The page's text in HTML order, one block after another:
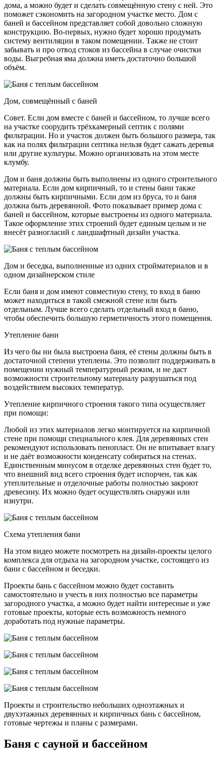
дома, а можно будет и сделать совмещённую стену с ней. Это
поможет сэкономить на загородном участке место. Дом с
баней и бассейном представляет собой довольно сложную
конструкцию. Во-первых, нужно будет хорошо продумать
систему вентиляции в таком помещении. Также не стоит
забывать и про отвод стоков из бассейна в случае очистки
воды. Выгребная яма должна иметь достаточно большой
объём.
Дом, совмещённый с баней
Совет. Если дом вместе с баней и бассейном, то лучше всего
на участке соорудить трёхкамерный септик с полями
фильтрации. Но и участок должен быть большого размера, так
как на полях фильтрации септика нельзя будет сажать деревья
или другие культуры. Можно организовать на этом месте
клумбу.
Дом и баня должны быть выполнены из одного строительного
материала. Если дом кирпичный, то и стены бани также
должны быть кирпичными. Если дом из бруса, то и баня
должна быть деревянной. Фото показывает пример дома с
баней и бассейном, которые выстроены из одного материала.
Такое оформление этих строений будет единым целым и не
внесёт разногласий с ландшафтный дизайн участка.
Дом и беседка, выполненные из одних стройматериалов и в
одном дизайнерском стиле
Если баня и дом имеют совместную стену, то вход в баню
может находиться в такой смежной стене или быть
отдельным. Лучше всего сделать отдельный вход в баню,
чтобы обеспечить большую герметичность этого помещения.
Утепление бани
Из чего бы ни была выстроена баня, её стены должны быть в
достаточной степени утеплены. Это позволит поддерживать в
помещении нужный температурный режим, и не даст
возможности строительному материалу разрушаться под
воздействием высоких температур.
Утепление кирпичного строения такого типа осуществляет
при помощи:
Любой из этих материалов легко монтируется на кирпичной
стене при помощи специального клея. Для деревянных стен
рекомендуют использовать пенопласт. Он не впитывает влагу
и не даёт возможности конденсату собираться на стенах.
Единственным минусом в отделке деревянных стен будет то,
что внешний вид всего строения будет испорчен, так как
утеплительные и отделочные работы полностью закроют
древесину. Их можно будет осуществлять снаружи или
изнутри.
Схема утепления бани
На этом видео можете посмотреть на дизайн-проекты целого
комплекса для отдыха на загородном участке, состоящего из
бани с бассейном и беседки.
Проекты бань с бассейном можно будет составить
самостоятельно и учесть в них полностью все параметры
загородного участка, а можно будет найти интересные и уже
готовые проекты, которые есть возможность немного
доработать под нужные параметры.
Проекты и строительство небольших одноэтажных и
двухэтажных деревянных и кирпичных бань с бассейном,
готовые чертежы и планы с размерами.
Баня с сауной и бассейном